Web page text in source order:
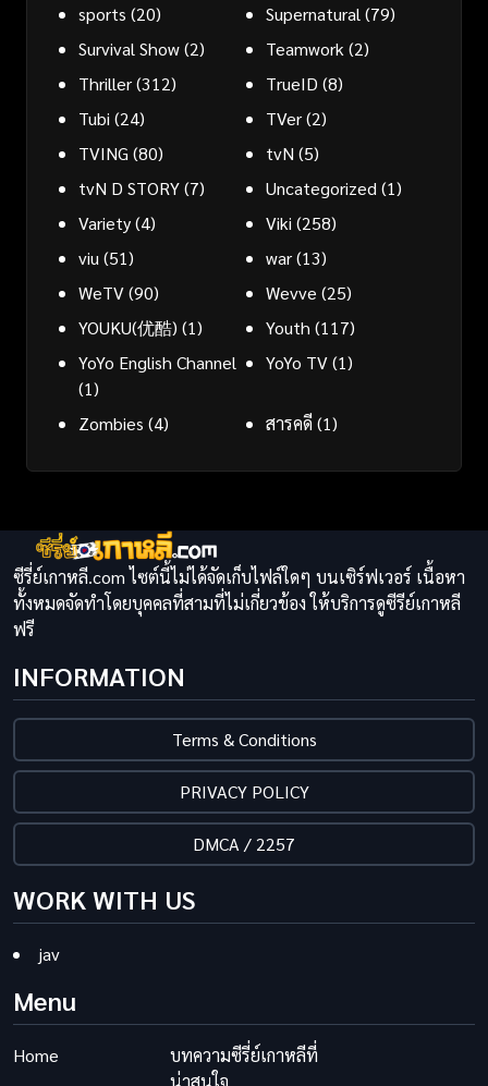
sports (20) Supernatural (79)
Survival Show(2) Teamwork (2)
Thriller(312) TrueID (8)
Tubi (24) TVer(2)
TVING (80) tvN (5)
tvN D STORY(7) Uncategorized (1)
Variety(4) Viki (258)
viu (51) war(13)
WeTV(90) Wevve (25)
YOUKU(优酷) (1) Youth (117)
YoYo English Channel
(1)
YoYo TV(1)
Zombies (4) สารคดี(1)
ซีรี่ย์เกาหลี.com ไซต์นี้ไม่ได้จัดเก็บไฟล์ใดๆ บนเซิร์ฟเวอร์ เนื้อหา
ทั้งหมดจัดทำโดยบุคคลที่สามที่ไม่เกี่ยวข้อง ให้บริการดูซีรีย์เกาหลี
ฟรี
INFORMATION
Terms & Conditions
PRIVACY POLICY
DMCA / 2257
WORK WITH US
jav
Menu
Home
บทความซีรี่ย์เกาหลีที่
น่าสนใจ